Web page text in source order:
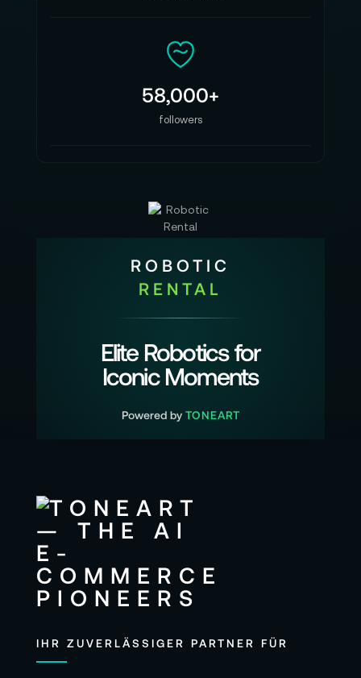
58,000+
followers
ROBOTIC
RENTAL
Elite Robotics for
Iconic Moments
Powered by TONEART
IHR ZUVERLÄSSIGER PARTNER FÜR